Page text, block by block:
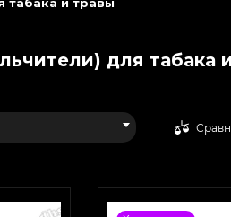
для табака